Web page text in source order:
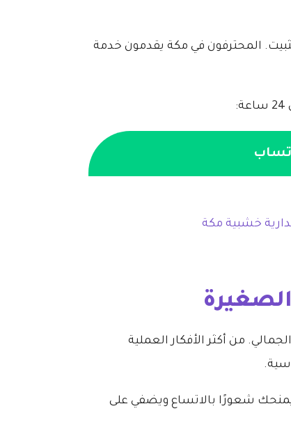
المحترفون في مكة يقدمون خدمة
من أكثر الأفكار العملية
يمنحك شعورًا بالاتساع ويضفي على